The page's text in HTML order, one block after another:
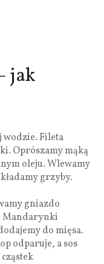
jak
wodzie. Fileta
Oprószamy mąką
oleju. Wlewamy
grzyby.
gniazdo
Mandarynki
do mięsa.
odparuje, a sos